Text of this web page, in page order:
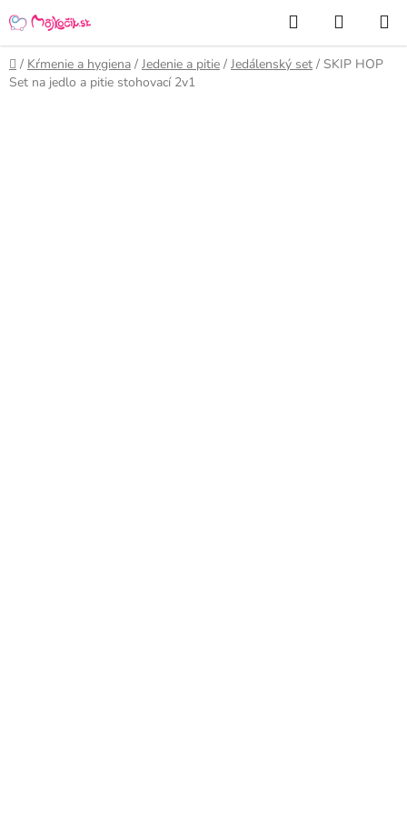
na
obsah
Hľadať
KOŠÍK
Domov
/ Kŕmenie a hygiena / Jedenie a pitie / Jedálenský set / SKIP HOP
Set na jedlo a pitie stohovací 2v1